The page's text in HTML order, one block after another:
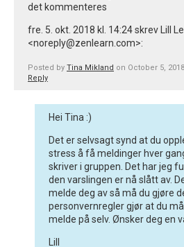
det kommenteres
fre. 5. okt. 2018 kl. 14:24 skrev Lill
<noreply@zenlearn.com>:
Posted by Tina Mikland on October 5,
Reply
Hei Tina :)
Det er selvsagt synd at du
stress å få meldinger hver
skriver i gruppen. Det har jeg
den varslingen er nå slått av.
melde deg av så må du gjøre
personvernregler gjør at du
melde på selv. Ønsker deg en
Lill